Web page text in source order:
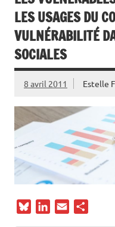
LES USAGES DU
VULNÉRABILITÉ
SOCIALES
8 avril 2011 Estelle